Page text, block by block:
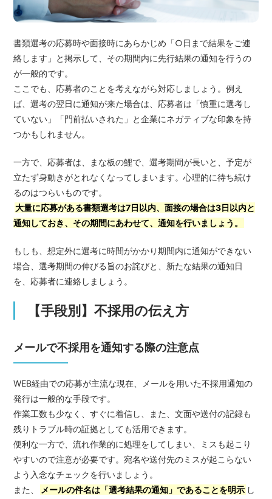
書類選考の応募時や面接時にあらかじめ「○日まで結果をご連
絡します」と掲示して、その期間内に先行結果の通知を行うの
が一般的です。
ここでも、応募者のことを考えながら対応しましょう。例え
ば、選考の翌日に通知が来た場合は、応募者は「慎重に選考し
ていない」「門前払いされた」と企業にネガティブな印象を持
つかもしれません。
一方で、応募者は、まな板の鯉で、選考期間が長いと、予定が
立たず身動きがとれなくなってしまいます。心理的に待ち続け
るのはつらいものです。
大量に応募がある書類選考は7日以内、面接の場合は3日以内と
通知しておき、その期間にあわせて、通知を行いましょう。
もしも、想定外に選考に時間がかかり期間内に通知ができない
場合、選考期間の伸びる旨のお詫びと、新たな結果の通知日
を、応募者に連絡しましょう。
【手段別】不採用の伝え方
メールで不採用を通知する際の注意点
WEB経由での応募が主流な現在、メールを用いた不採用通知の
発行は一般的な手段です。
作業工数も少なく、すぐに着信し、また、文面や送付の記録も
残りトラブル時の証拠としても活用できます。
便利な一方で、流れ作業的に処理をしてしまい、ミスも起こり
やすいので注意が必要です。宛名や送付先のミスが起こらない
よう入念なチェックを行いましょう。
また、
メールの件名は「選考結果の通知」であることを明示 し